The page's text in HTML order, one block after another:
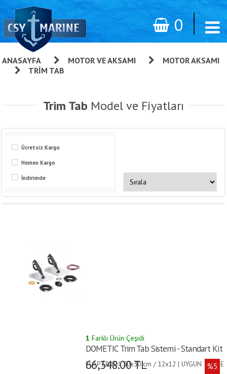
0
ANASAYFA MOTOR VE AKSAMI
MOTOR AKSAMI
TRIM TAB
Trim Tab Model ve Fiyatları
Ücretsiz Kargo
Hemen Kargo
İndirimde
1 Farklı Ürün Çeşidi
DOMETIC Trim Tab Sistemi - Standart Kit
FLAP EBADI :30x30 cm / 12x12 | UYGUN TEKNE
66,348.00 TL %5